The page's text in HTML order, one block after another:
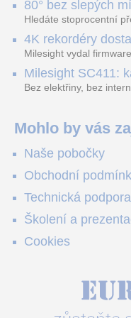
dopravních přestupků.
sofistikovanými
tak, aby poskytoval
dopravních předpisů,
optimalizoval plynulost
80° bez slepých
streamuje na
Hledáte stoprocentní
panoramatická
4MP senzorů SONY
zkreslení. K tomu
YouTube – bez
4K rekordéry
které musíte vědět.
Milesight vydal
které vám zjednoduší
spoustu zbytečných
Milesight SC411:
kabel nedosáhne
Bez elektřiny, bez
váš telefon. Podívejte
Mohlo by vás
Naše pobočky
Obchodní
Technická podpora
Školení a
Cookies